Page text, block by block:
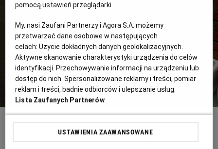
Targ rybny Fish Lovers przy ul Smolnej 4.
pomocą ustawień przeglądarki.
My, nasi Zaufani Partnerzy i Agora S.A. możemy
przetwarzać dane osobowe w następujących
celach:Użycie dokładnych danych geolokalizacyjnych.
Aktywne skanowanie charakterystyki urządzenia do celów
identyfikacji. Przechowywanie informacji na urządzeniu lub
dostęp do nich. Spersonalizowane reklamy i treści, pomiar
reklam i treści, badnie odbiorców i ulepszanie usług.
Lista Zaufanych Partnerów
USTAWIENIA ZAAWANSOWANE